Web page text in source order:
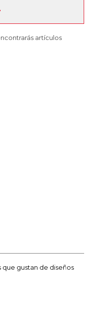
artículos
que gustan de diseños